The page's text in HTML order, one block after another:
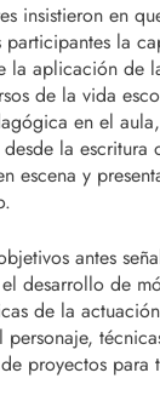
insistieron en
la
la aplicación de
de la vida
en el
la
escena y
antes
desarrollo de
de la
proyectos para